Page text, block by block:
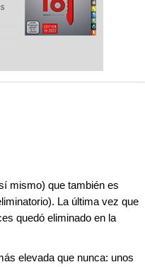
mismo) que también es
La última vez que
quedó eliminado en la
elevada que nunca: unos